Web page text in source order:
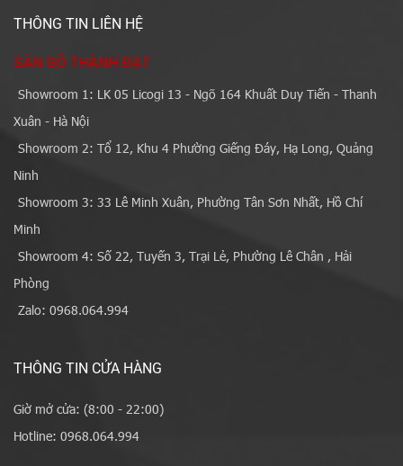
THÔNG TIN LIÊN HỆ
SÀN GỖ THÀNH ĐẠT
Showroom 1: LK 05 Licogi 13 - Ngõ 164 Khuất Duy Tiến - Thanh
Xuân - Hà Nội
Showroom 2: Tổ 12, Khu 4 Phường Giếng Đáy, Hạ Long, Quảng
Ninh
Showroom 3: 33 Lê Minh Xuân, Phường Tân Sơn Nhất, Hồ Chí
Minh
Showroom 4: Số 22, Tuyến 3, Trại Lẻ, Phường Lê Chân , Hải
Phòng
Zalo: 0968.064.994
THÔNG TIN CỬA HÀNG
Giờ mở cửa: (8:00 - 22:00)
Hotline: 0968.064.994